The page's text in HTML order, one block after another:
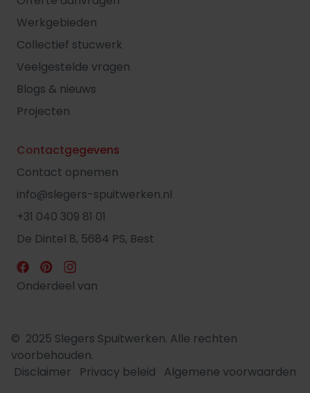
Werkgebieden
Collectief stucwerk
Veelgestelde vragen
Blogs & nieuws
Projecten
Contactgegevens
Contact opnemen
info@slegers-spuitwerken.nl
+31 040 309 81 01
De Dintel 8, 5684 PS, Best
Onderdeel van
© 2025 Slegers Spuitwerken. Alle rechten
voorbehouden.
Disclaimer
Privacy beleid Algemene voorwaarden